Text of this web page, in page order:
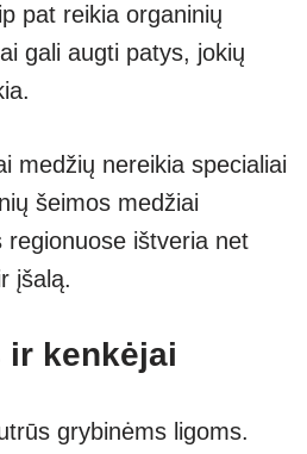
pat reikia organinių
gali augti patys, jokių
medžių nereikia specialiai
šeimos medžiai
regionuose ištveria net
įšalą.
kenkėjai
grybinėms ligoms.